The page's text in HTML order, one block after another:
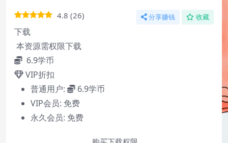
4.8 (26) 分享赚钱 收藏
下载
本资源需权限下载
6.9学币
VIP折扣
普通用户:
6.9学币
VIP会员: 免费
永久会员: 免费